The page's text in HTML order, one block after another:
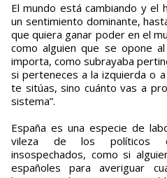
El mundo está cambiando y el
un sentimiento dominante,
que quiera ganar poder en el
como alguien que se opone
importa, como subrayaba
si perteneces a la izquierda o
te sitúas, sino cuánto vas a
sistema”.
España es una especie de
vileza de los políticos
insospechados, como si
españoles para averiguar